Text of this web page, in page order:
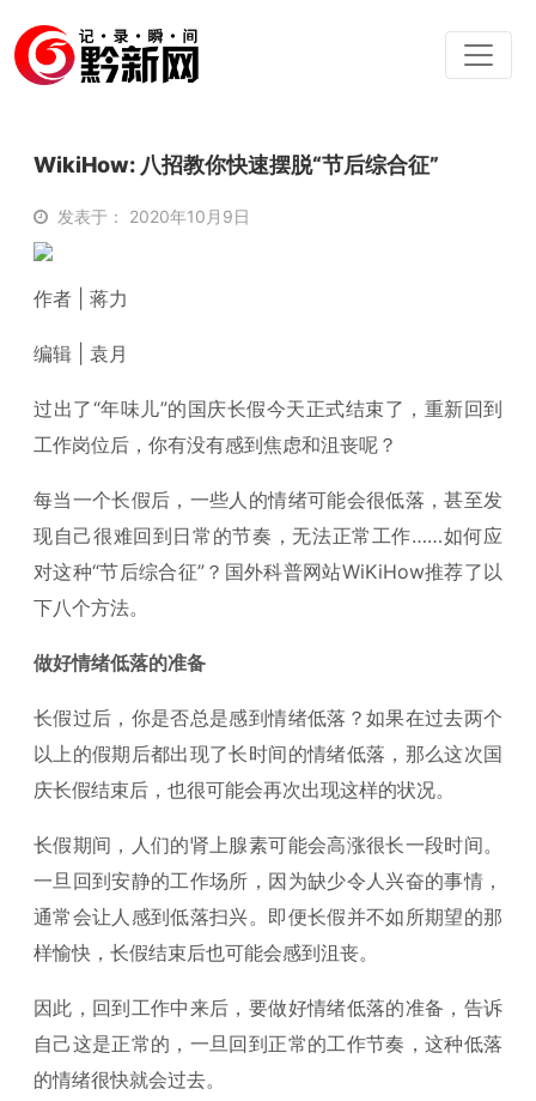
WikiHow: 八招教你快速摆脱“节后综合征”
发表于： 2020年10月9日
作者 | 蒋力
编辑 | 袁月
过出了“年味儿”的国庆长假今天正式结束了，重新回到
工作岗位后，你有没有感到焦虑和沮丧呢？
每当一个长假后，一些人的情绪可能会很低落，甚至发
现自己很难回到日常的节奏，无法正常工作……如何应
对这种“节后综合征”？国外科普网站WiKiHow推荐了以
下八个方法。
做好情绪低落的准备
长假过后，你是否总是感到情绪低落？如果在过去两个
以上的假期后都出现了长时间的情绪低落，那么这次国
庆长假结束后，也很可能会再次出现这样的状况。
长假期间，人们的肾上腺素可能会高涨很长一段时间。
一旦回到安静的工作场所，因为缺少令人兴奋的事情，
通常会让人感到低落扫兴。即便长假并不如所期望的那
样愉快，长假结束后也可能会感到沮丧。
因此，回到工作中来后，要做好情绪低落的准备，告诉
自己这是正常的，一旦回到正常的工作节奏，这种低落
的情绪很快就会过去。